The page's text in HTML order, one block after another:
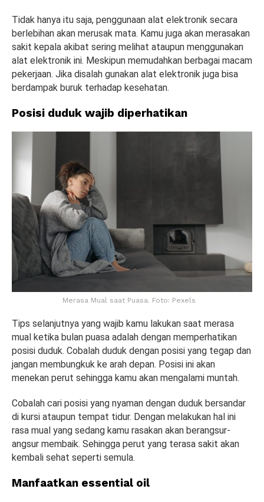
Tidak hanya itu saja, penggunaan alat elektronik secara
berlebihan akan merusak mata. Kamu juga akan merasakan
sakit kepala akibat sering melihat ataupun menggunakan
alat elektronik ini. Meskipun memudahkan berbagai macam
pekerjaan. Jika disalah gunakan alat elektronik juga bisa
berdampak buruk terhadap kesehatan.
Posisi duduk wajib diperhatikan
Merasa Mual saat Puasa. Foto: Pexels
Tips selanjutnya yang wajib kamu lakukan saat merasa
mual ketika bulan puasa adalah dengan memperhatikan
posisi duduk. Cobalah duduk dengan posisi yang tegap dan
jangan membungkuk ke arah depan. Posisi ini akan
menekan perut sehingga kamu akan mengalami muntah.
Cobalah cari posisi yang nyaman dengan duduk bersandar
di kursi ataupun tempat tidur. Dengan melakukan hal ini
rasa mual yang sedang kamu rasakan akan berangsur-
angsur membaik. Sehingga perut yang terasa sakit akan
kembali sehat seperti semula.
Manfaatkan essential oil